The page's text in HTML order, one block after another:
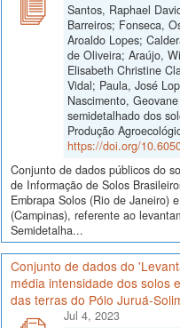
Santos, Raphael
Barreiros; Fonseca,
Aroaldo Lopes;
de Oliveira; Araújo,
Elisabeth Christine
Vidal; Paula, José
Nascimento,
semidetalhado dos
Produção
https://doi.org/
Conjunto de dados públicos do
de Informação de Solos
Embrapa Solos (Rio de Janeiro)
(Campinas), referente ao
Semidetalha...
Conjunto de dados do
média intensidade dos solos
das terras do Pólo Juruá-
Jul 4, 2023